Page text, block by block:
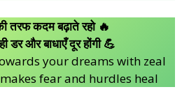
तरफ कदम बढ़ाते रहो 🔥
डर और बाधाएँ दूर होंगी 💪
your dreams with zeal
fear and hurdles heal